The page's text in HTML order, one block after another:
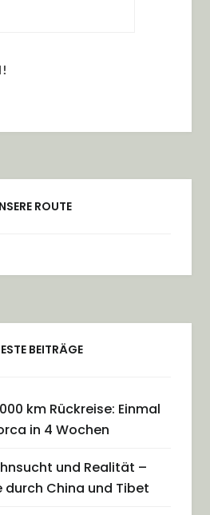
ROUTE
BEITRÄGE
km Rückreise: Einmal
in 4 Wochen
und Realität –
durch China und Tibet